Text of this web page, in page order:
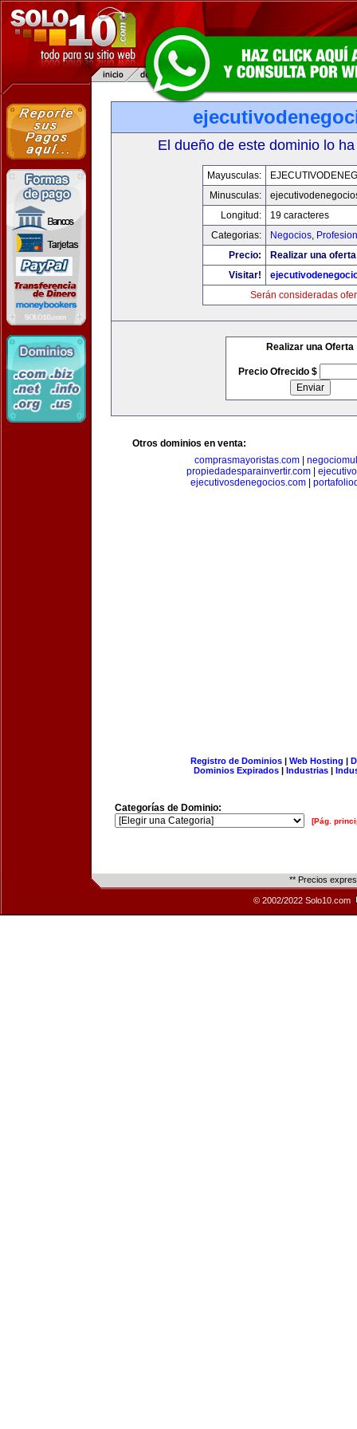
El dueño de este dominio lo
Mayusculas:
Minusculas:
Longitud:
19 caracteres
Categorias:
Negocios,
Precio:
Realizar una
Visitar!
Serán consideradas
Realizar una Oferta
Precio Ofrecido $
Otros dominios en venta:
comprasmayoristas.com
propiedadesparainvertir.com
ejecutivosdenegocios.com|
Registro de Dominios| Web Hosting |
Dominios Expirados | Industrias |
Categorías de Dominio:
[Pág.
** Precios
© 2002/2022 Solo10.com